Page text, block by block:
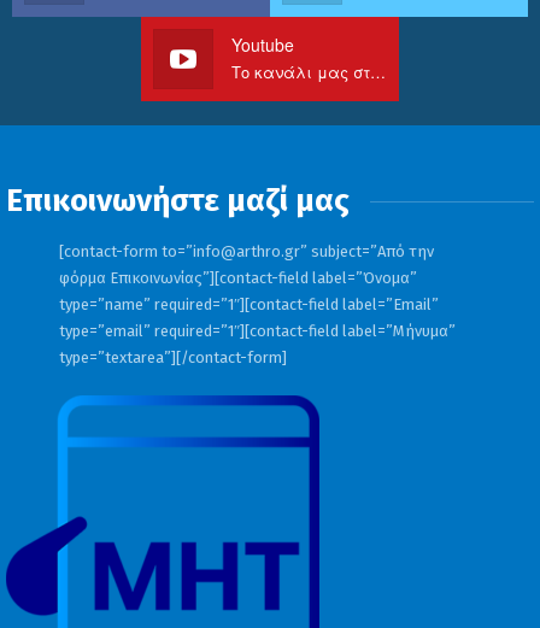
Youtube
Το κανάλι μας στο Youtube
Επικοινωνήστε μαζί μας
[contact-form to=”info@arthro.gr” subject=”Από την
φόρμα Επικοινωνίας”][contact-field label=”Όνομα”
type=”name” required=”1″][contact-field label=”Email”
type=”email” required=”1″][contact-field label=”Μήνυμα”
type=”textarea”][/contact-form]